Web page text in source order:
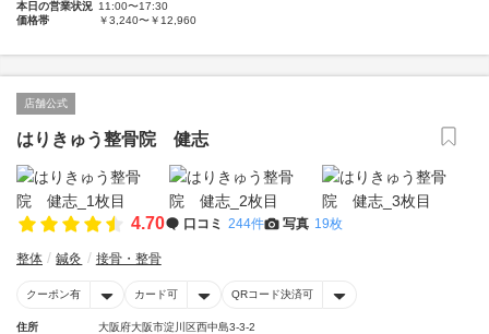
本日の営業状況 11:00〜17:30
価格帯
￥3,240〜￥12,960
店舗公式
はりきゅう整骨院 健志
4.70 口コミ 244件 写真 19枚
整体 鍼灸 接骨・整骨
クーポン有 カード可 QRコード決済可
住所
大阪府大阪市淀川区西中島3-3-2